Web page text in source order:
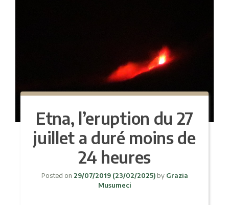
Etna, l’eruption du 27
juillet a duré moins de
24 heures
Posted on 29/07/2019(23/02/2025) byGrazia
Musumeci